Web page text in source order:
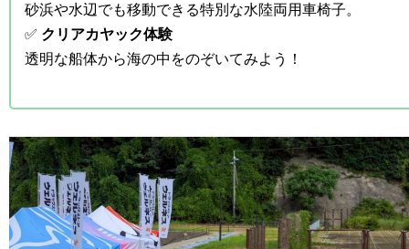
砂浜や水辺でも移動できる特別な水陸両用車椅子。
✅ クリアカヤック体験
透明な船体から海の中をのぞいてみよう！